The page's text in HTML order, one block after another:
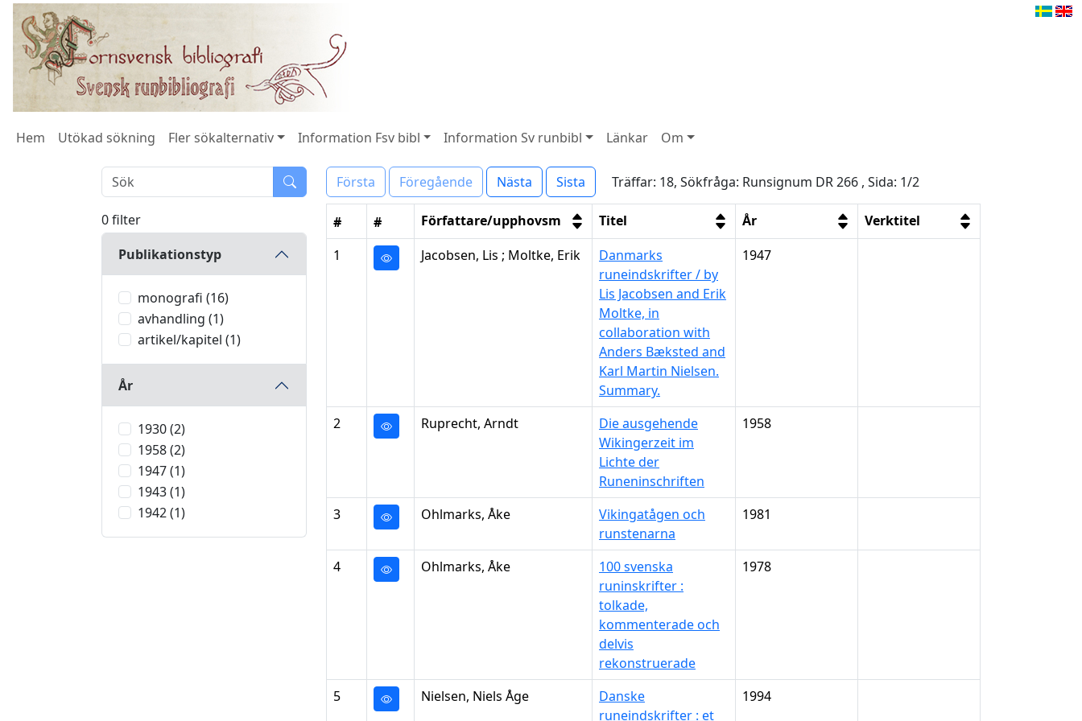
Hem Utökad sökning Fler sökalternativ Information Fsv bibl Information Sv runbibl Länkar Om
0 filter
Publikationstyp
monografi (16)
avhandling (1)
artikel/kapitel (1)
År
1930 (2)
1958 (2)
1947 (1)
1943 (1)
1942 (1)
Första Föregående Nästa Sista Träffar: 18, Sökfråga: Runsignum DR 266 , Sida: 1/2
# # Författare/upphovsm Titel År
Verktitel
1
Jacobsen, Lis ; Moltke, Erik
Danmarks
runeindskrifter / by
Lis Jacobsen and Erik
Moltke, in
collaboration with
Anders Bæksted and
Karl Martin Nielsen.
Summary.
1947
2 Ruprecht, Arndt
Die ausgehende
Wikingerzeit im
Lichte der
Runeninschriften
1958
3 Ohlmarks, Åke
Vikingatågen och
runstenarna
1981
4 Ohlmarks, Åke
100 svenska
runinskrifter :
tolkade,
kommenterade och
delvis
rekonstruerade
1978
5 Nielsen, Niels Åge
Danske
runeindskrifter : et
1994